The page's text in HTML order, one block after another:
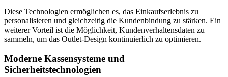
Diese Technologien ermöglichen es, das Einkaufserlebnis zu
personalisieren und gleichzeitig die Kundenbindung zu stärken. Ein
weiterer Vorteil ist die Möglichkeit, Kundenverhaltensdaten zu
sammeln, um das Outlet-Design kontinuierlich zu optimieren.
Moderne Kassensysteme und
Sicherheitstechnologien